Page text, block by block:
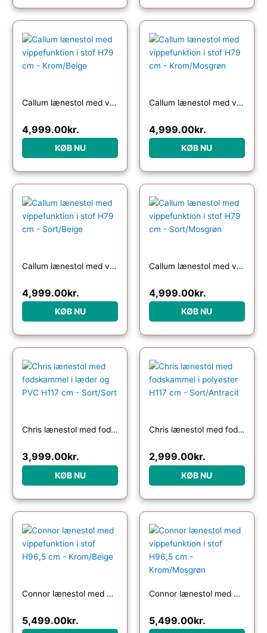
Callum lænestol med vippefunktion i stof H79 cm – Krom/Beige
4,999.00kr.
KØB NU
Callum lænestol med vippefunktion i stof H79 cm – Krom/Mosgrøn
4,999.00kr.
KØB NU
Callum lænestol med vippefunktion i stof H79 cm – Sort/Beige
4,999.00kr.
KØB NU
Callum lænestol med vippefunktion i stof H79 cm – Sort/Mosgrøn
4,999.00kr.
KØB NU
Chris lænestol med fodskammel i læder og PVC H117 cm – Sort/Sort
3,999.00kr.
KØB NU
Chris lænestol med fodskammel i polyester H117 cm – Sort/Antracit
2,999.00kr.
KØB NU
Connor lænestol med vippefunktion i stof H96,5 cm – Krom/Beige
5,499.00kr.
Connor lænestol med vippefunktion i stof H96,5 cm – Krom/Mosgrøn
5,499.00kr.